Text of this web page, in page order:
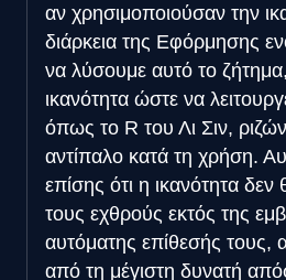
αν χρησιμοποιούσαν την
διάρκεια της Εφόρμησης
να λύσουμε αυτό το
ικανότητα ώστε να
όπως το R του Λι Σιν,
αντίπαλο κατά τη χρήση.
επίσης ότι η ικανότητα
τους εχθρούς εκτός της
αυτόματης επίθεσής τους,
από τη μέγιστη δυνατή